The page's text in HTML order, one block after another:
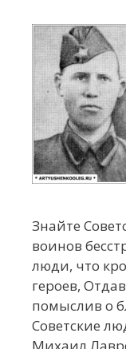
Знайте
воинов
люди, что
героев,
помыслив о
Советские
Михаил